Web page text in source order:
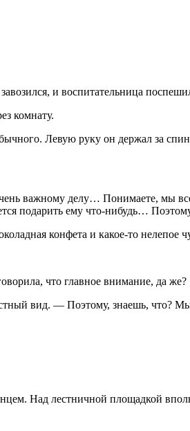
и воспитательница
комнату.
Левую руку он держал за
важному делу… Понимаете, мы
подарить ему что-нибудь…
конфета и какое-то нелепое
что главное внимание, да же?
вид. — Поэтому, знаешь, что?
Над лестничной площадкой